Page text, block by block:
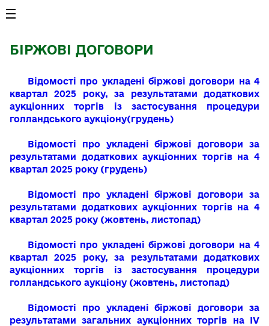
БІРЖОВІ ДОГОВОРИ
Відомості про укладені біржові договори на 4
квартал 2025 року, за результатами додаткових
аукціонних торгів із застосування процедури
голландського аукціону(грудень)
Відомості про укладені біржові договори за
результатами додаткових аукціонних торгів на 4
квартал 2025 року (грудень)
Відомості про укладені біржові договори за
результатами додаткових аукціонних торгів на 4
квартал 2025 року (жовтень, листопад)
Відомості про укладені біржові договори на 4
квартал 2025 року, за результатами додаткових
аукціонних торгів із застосування процедури
голландського аукціону (жовтень, листопад)
Відомості про укладені біржові договори за
результатами загальних аукціонних торгів на IV